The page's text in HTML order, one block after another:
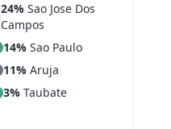
24% Sao Jose Dos
Campos
14% Sao Paulo
11% Aruja
3% Taubate